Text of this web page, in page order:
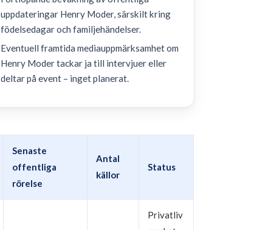
uppdateringar Henry Moder, särskilt kring
födelsedagar och familjehändelser.
Eventuell framtida mediauppmärksamhet om
Henry Moder tackar ja till intervjuer eller
deltar på event – inget planerat.
Senaste
offentliga
rörelse
Antal
källor
Status
Privatliv